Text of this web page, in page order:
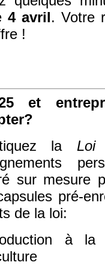
4 avril. Votre
!
et
la
sur mesure
pré-
de la loi:
à